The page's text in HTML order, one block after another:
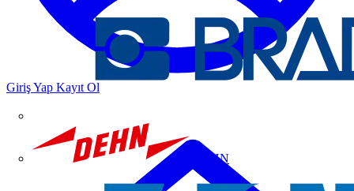
DEHN
Giriş Yap Kayıt Ol